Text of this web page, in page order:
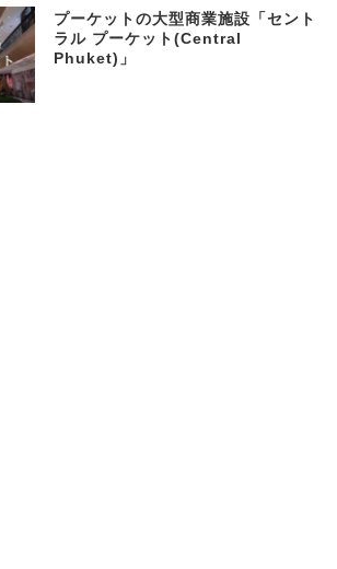
プーケットの大型商業施設「セント
ラル プーケット(Central
Phuket)」